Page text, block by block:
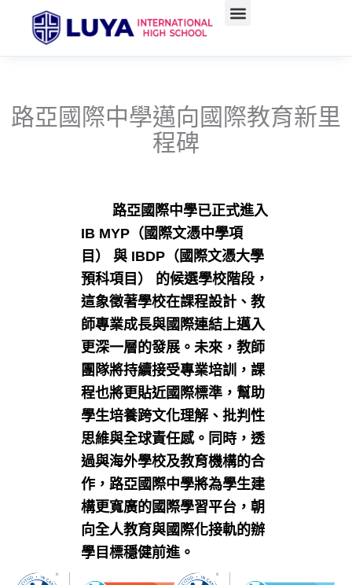
路亞國際中學邁向國際教育新里
程碑
路亞國際中學已正式進入
IB MYP（國際文憑中學項
目） 與 IBDP（國際文憑大學
預科項目） 的候選學校階段，
這象徵著學校在課程設計、教
師專業成長與國際連結上邁入
更深一層的發展。未來，教師
團隊將持續接受專業培訓，課
程也將更貼近國際標準，幫助
學生培養跨文化理解、批判性
思維與全球責任感。同時，透
過與海外學校及教育機構的合
作，路亞國際中學將為學生建
構更寬廣的國際學習平台，朝
向全人教育與國際化接軌的辦
學目標穩健前進。